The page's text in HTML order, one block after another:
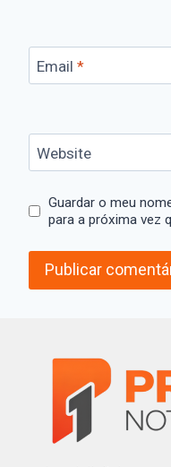
Email *
Website
Guardar o meu
para a próxima vez